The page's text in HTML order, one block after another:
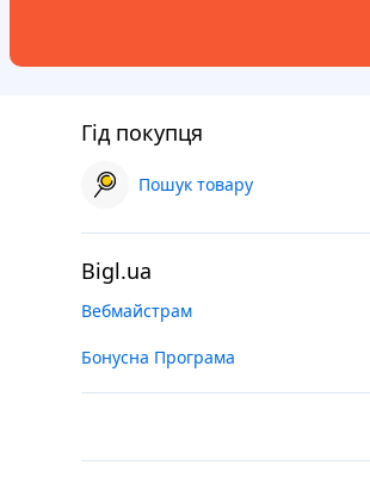
Гід покупця
Пошук товару
Bigl.ua
Вебмайстрам
Бонусна Програма